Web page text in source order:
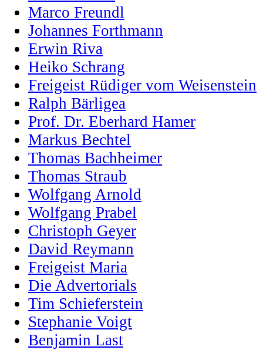
Marco Freundl
Johannes Forthmann
Erwin Riva
Heiko Schrang
Freigeist Rüdiger vom Weisenstein
Ralph Bärligea
Prof. Dr. Eberhard Hamer
Markus Bechtel
Thomas Bachheimer
Thomas Straub
Wolfgang Arnold
Wolfgang Prabel
Christoph Geyer
David Reymann
Freigeist Maria
Die Advertorials
Tim Schieferstein
Stephanie Voigt
Benjamin Last